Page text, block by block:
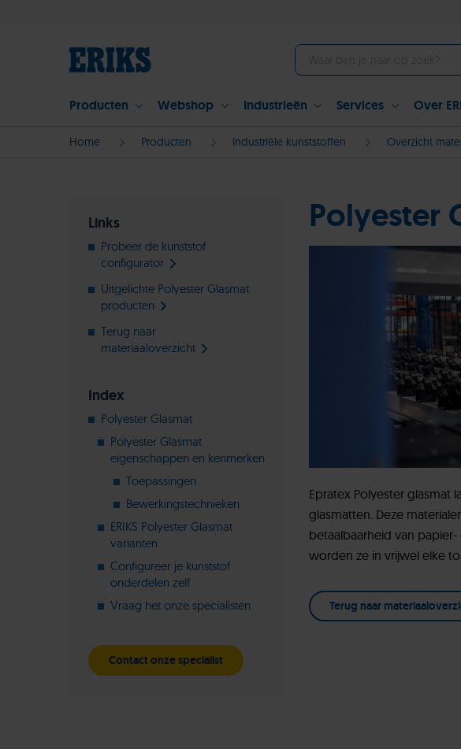
Producten Webshop Industrieën Services Over
Home Producten Industriële kunststoffen Overzicht
Links
Probeer de kunststof
configurator
Uitgelichte Polyester Glasmat
producten
Terug naar
materiaaloverzicht
Index
Polyester Glasmat
Polyester Glasmat
eigenschappen en kenmerken
Toepassingen
Bewerkingstechnieken
ERIKS Polyester Glasmat
varianten
Configureer je kunststof
onderdelen zelf
Vraag het onze specialisten
Contact onze specialist
Polyester
Epratex Polyester
glasmatten. Deze
betaalbaarheid van
worden ze in vrijwel elke
Terug naar